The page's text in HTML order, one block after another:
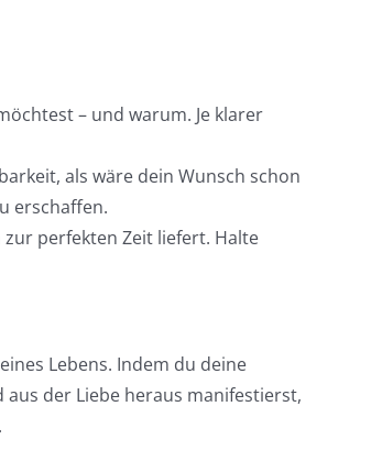
– und warum. Je klarer
als wäre dein Wunsch schon
erschaffen.
perfekten Zeit liefert. Halte
Lebens. Indem du deine
der Liebe heraus manifestierst,